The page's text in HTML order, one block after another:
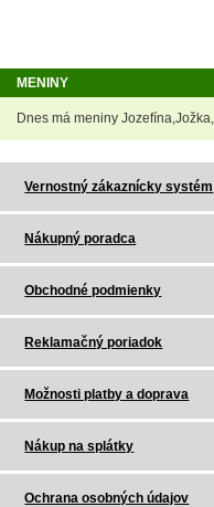
MENINY
Dnes má meniny
Vernostný zákaznícky systém
Nákupný poradca
Obchodné podmienky
Reklamačný poriadok
Možnosti platby a doprava
Nákup na splátky
Ochrana osobných údajov